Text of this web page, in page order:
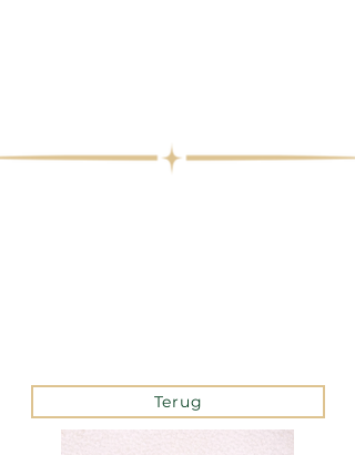
Terug